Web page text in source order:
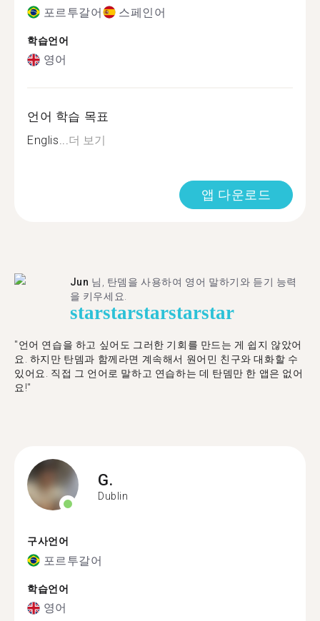
포르투갈어 스페인어
학습언어
영어
언어 학습 목표
Englis...더 보기
앱 다운로드
Jun 님, 탄뎀을 사용하여 영어 말하기와 듣기 능력
을 키우세요.
starstarstarstarstar
"언어 연습을 하고 싶어도 그러한 기회를 만드는 게 쉽지 않았어
요. 하지만 탄뎀과 함께라면 계속해서 원어민 친구와 대화할 수
있어요. 직접 그 언어로 말하고 연습하는 데 탄뎀만 한 앱은 없어
요!"
G.
Dublin
구사언어
포르투갈어
학습언어
영어